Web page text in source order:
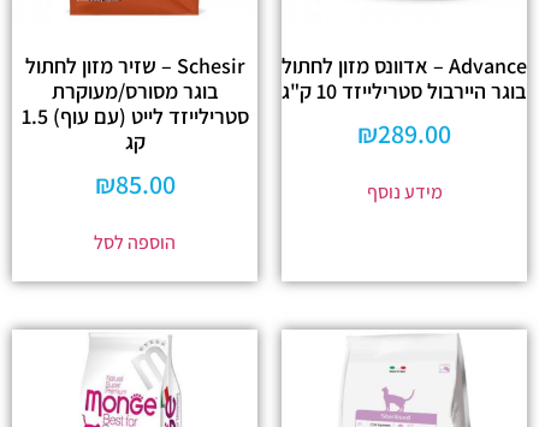
Advance – אדוונס מזון לחתול
בוגר היירבול סטרילייזד 10 ק"ג
₪289.00
מידע נוסף
Schesir – שזיר מזון לחתול
בוגר מסורס/מעוקרת
סטרילייזד לייט (עם עוף) 1.5
קג
₪85.00
הוספה לסל